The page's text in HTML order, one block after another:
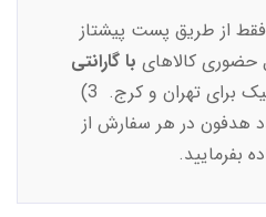
فقط از طریق پست پیشتاز
با گارانتی
فقط برای تهران و ارسال پیک برای تهران و کرج. 3)
هدفون در هر سفارش از
بفرمایید.